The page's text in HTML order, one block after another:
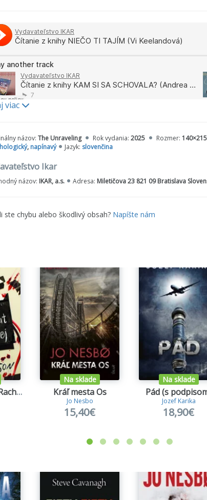
IKAR
viac
názov: The Unraveling Rok vydania: 2025 Rozmer:
, napínavý Jazyk: slovenčina
Ikar
názov: IKAR, a.s. Adresa: Miletičova 23 821 09 Bratislava
ste chybu alebo škodlivý obsah? Napíšte nám
Zvláštny návrat Rachel Priceovej
Na sklade
Kráľ mesta Os
Jo Nesbo
15,40€
Na sklade
Pád (s
Jozef Karika
18,90€